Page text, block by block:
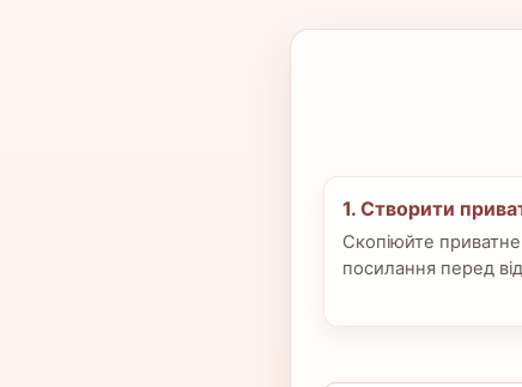
1. Створити
Скопіюйте приватне
посилання перед